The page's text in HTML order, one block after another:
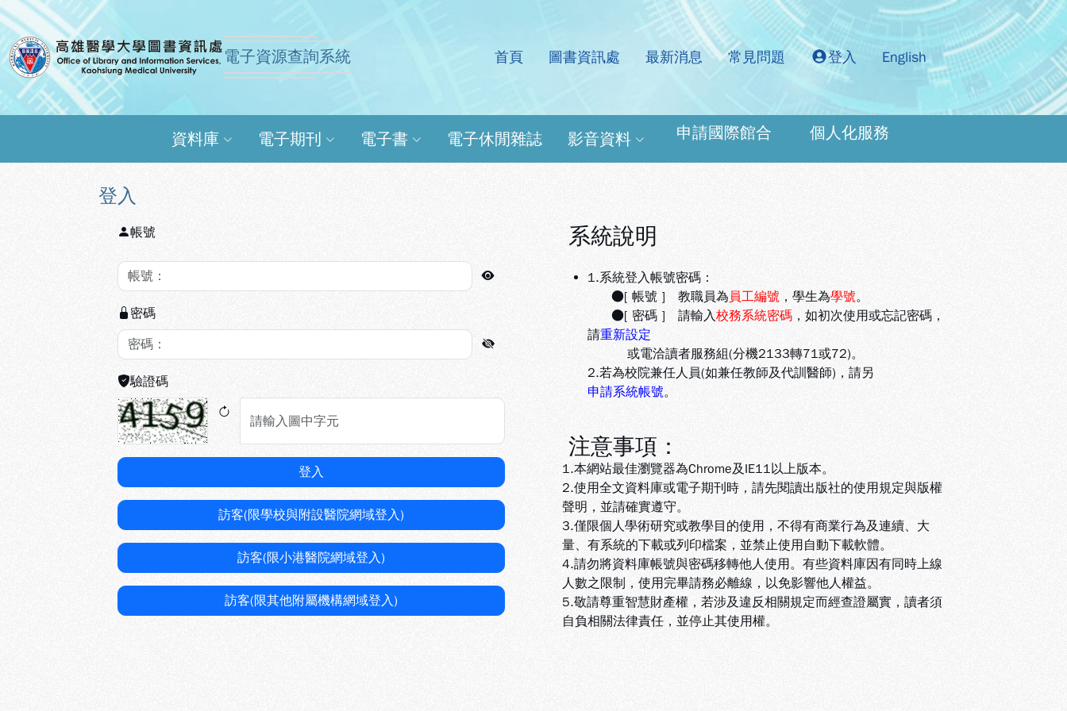
跳到主要內容
:::
高雄醫學大學圖書資訊處電子資源查詢系統
電子資源查詢系統 首頁 圖書資訊處 最新消息 常見問題 登入 English
資料庫 電子期刊 電子書 電子休閒雜誌 影音資料 申請國際館合 個人化服務
:::
登入
帳號
密碼
驗證碼
登入
訪客(限學校與附設醫院網域登入)
訪客(限小港醫院網域登入)
訪客(限其他附屬機構網域登入)
系統說明
1.系統登入帳號密碼：
●[ 帳號 ] 教職員為員工編號 ，學生為學號。
●[ 密碼 ] 請輸入校務系統密碼 ，如初次使用或忘記密碼，
請重新設定
或電洽讀者服務組(分機2133轉71或72)。
2.若為校院兼任人員(如兼任教師及代訓醫師)，請另
申請系統帳號。
注意事項：
1.本網站最佳瀏覽器為Chrome及IE11以上版本。
2.使用全文資料庫或電子期刊時，請先閱讀出版社的使用規定與版權
聲明，並請確實遵守。
3.僅限個人學術研究或教學目的使用，不得有商業行為及連續、大
量、有系統的下載或列印檔案，並禁止使用自動下載軟體。
4.請勿將資料庫帳號與密碼移轉他人使用。有些資料庫因有同時上線
人數之限制，使用完畢請務必離線，以免影響他人權益。
5.敬請尊重智慧財產權，若涉及違反相關規定而經查證屬實，讀者須
自負相關法律責任，並停止其使用權。